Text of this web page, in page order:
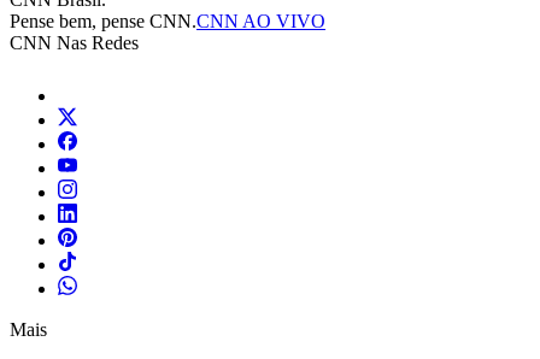
Pense bem, pense CNN.CNN AO VIVO
CNN Nas Redes
Mais